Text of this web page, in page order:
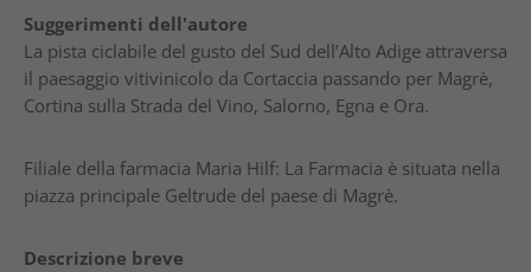
Suggerimenti dell'autore
La pista ciclabile del gusto del Sud dell’Alto Adige attraversa
il paesaggio vitivinicolo da Cortaccia passando per Magrè,
Cortina sulla Strada del Vino, Salorno, Egna e Ora.
Filiale della farmacia Maria Hilf: La Farmacia è situata nella
piazza principale Geltrude del paese di Magrè.
Descrizione breve